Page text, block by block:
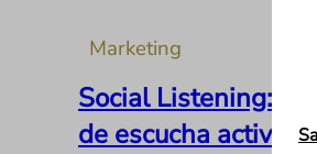
Marketing
Social Listening: la
de escucha activa